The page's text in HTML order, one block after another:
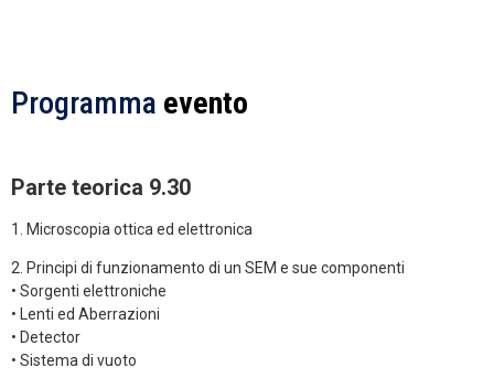
Programma evento
Parte teorica 9.30
1. Microscopia ottica ed elettronica
2. Principi di funzionamento di un SEM e sue componenti
• Sorgenti elettroniche
• Lenti ed Aberrazioni
• Detector
• Sistema di vuoto